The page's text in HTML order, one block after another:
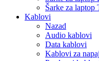
Šarke za laptop
Kablovi
Nazad
Audio kablovi
Data kablovi
Kablovi za